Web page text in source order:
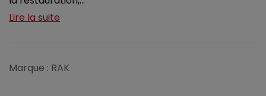
Lire la suite
Marque : RAK